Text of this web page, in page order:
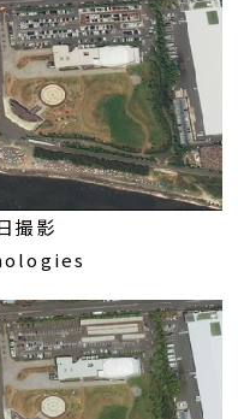
撮影